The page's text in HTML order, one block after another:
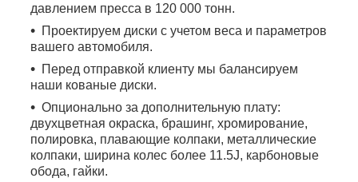
давлением пресса в 120 000 тонн.
Проектируем диски с учетом веса и параметров
вашего автомобиля.
Перед отправкой клиенту мы балансируем
наши кованые диски.
Опционально за дополнительную плату:
двухцветная окраска, брашинг, хромирование,
полировка, плавающие колпаки, металлические
колпаки, ширина колес более 11.5J, карбоновые
обода, гайки.